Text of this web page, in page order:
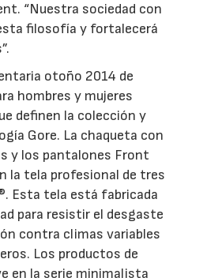
“Nuestra sociedad con
filosofía y fortalecerá
otoño 2014 de
hombres y mujeres
definen la colección y
Gore. La chaqueta con
y los pantalones Front
la tela profesional de tres
Esta tela está fabricada
para resistir el desgaste
contra climas variables
Los productos de
en la serie minimalista